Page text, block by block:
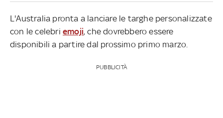
L'Australia pronta a lanciare le targhe personalizzate
con le celebri emoji, che dovrebbero essere
disponibili a partire dal prossimo primo marzo.
PUBBLICITÀ